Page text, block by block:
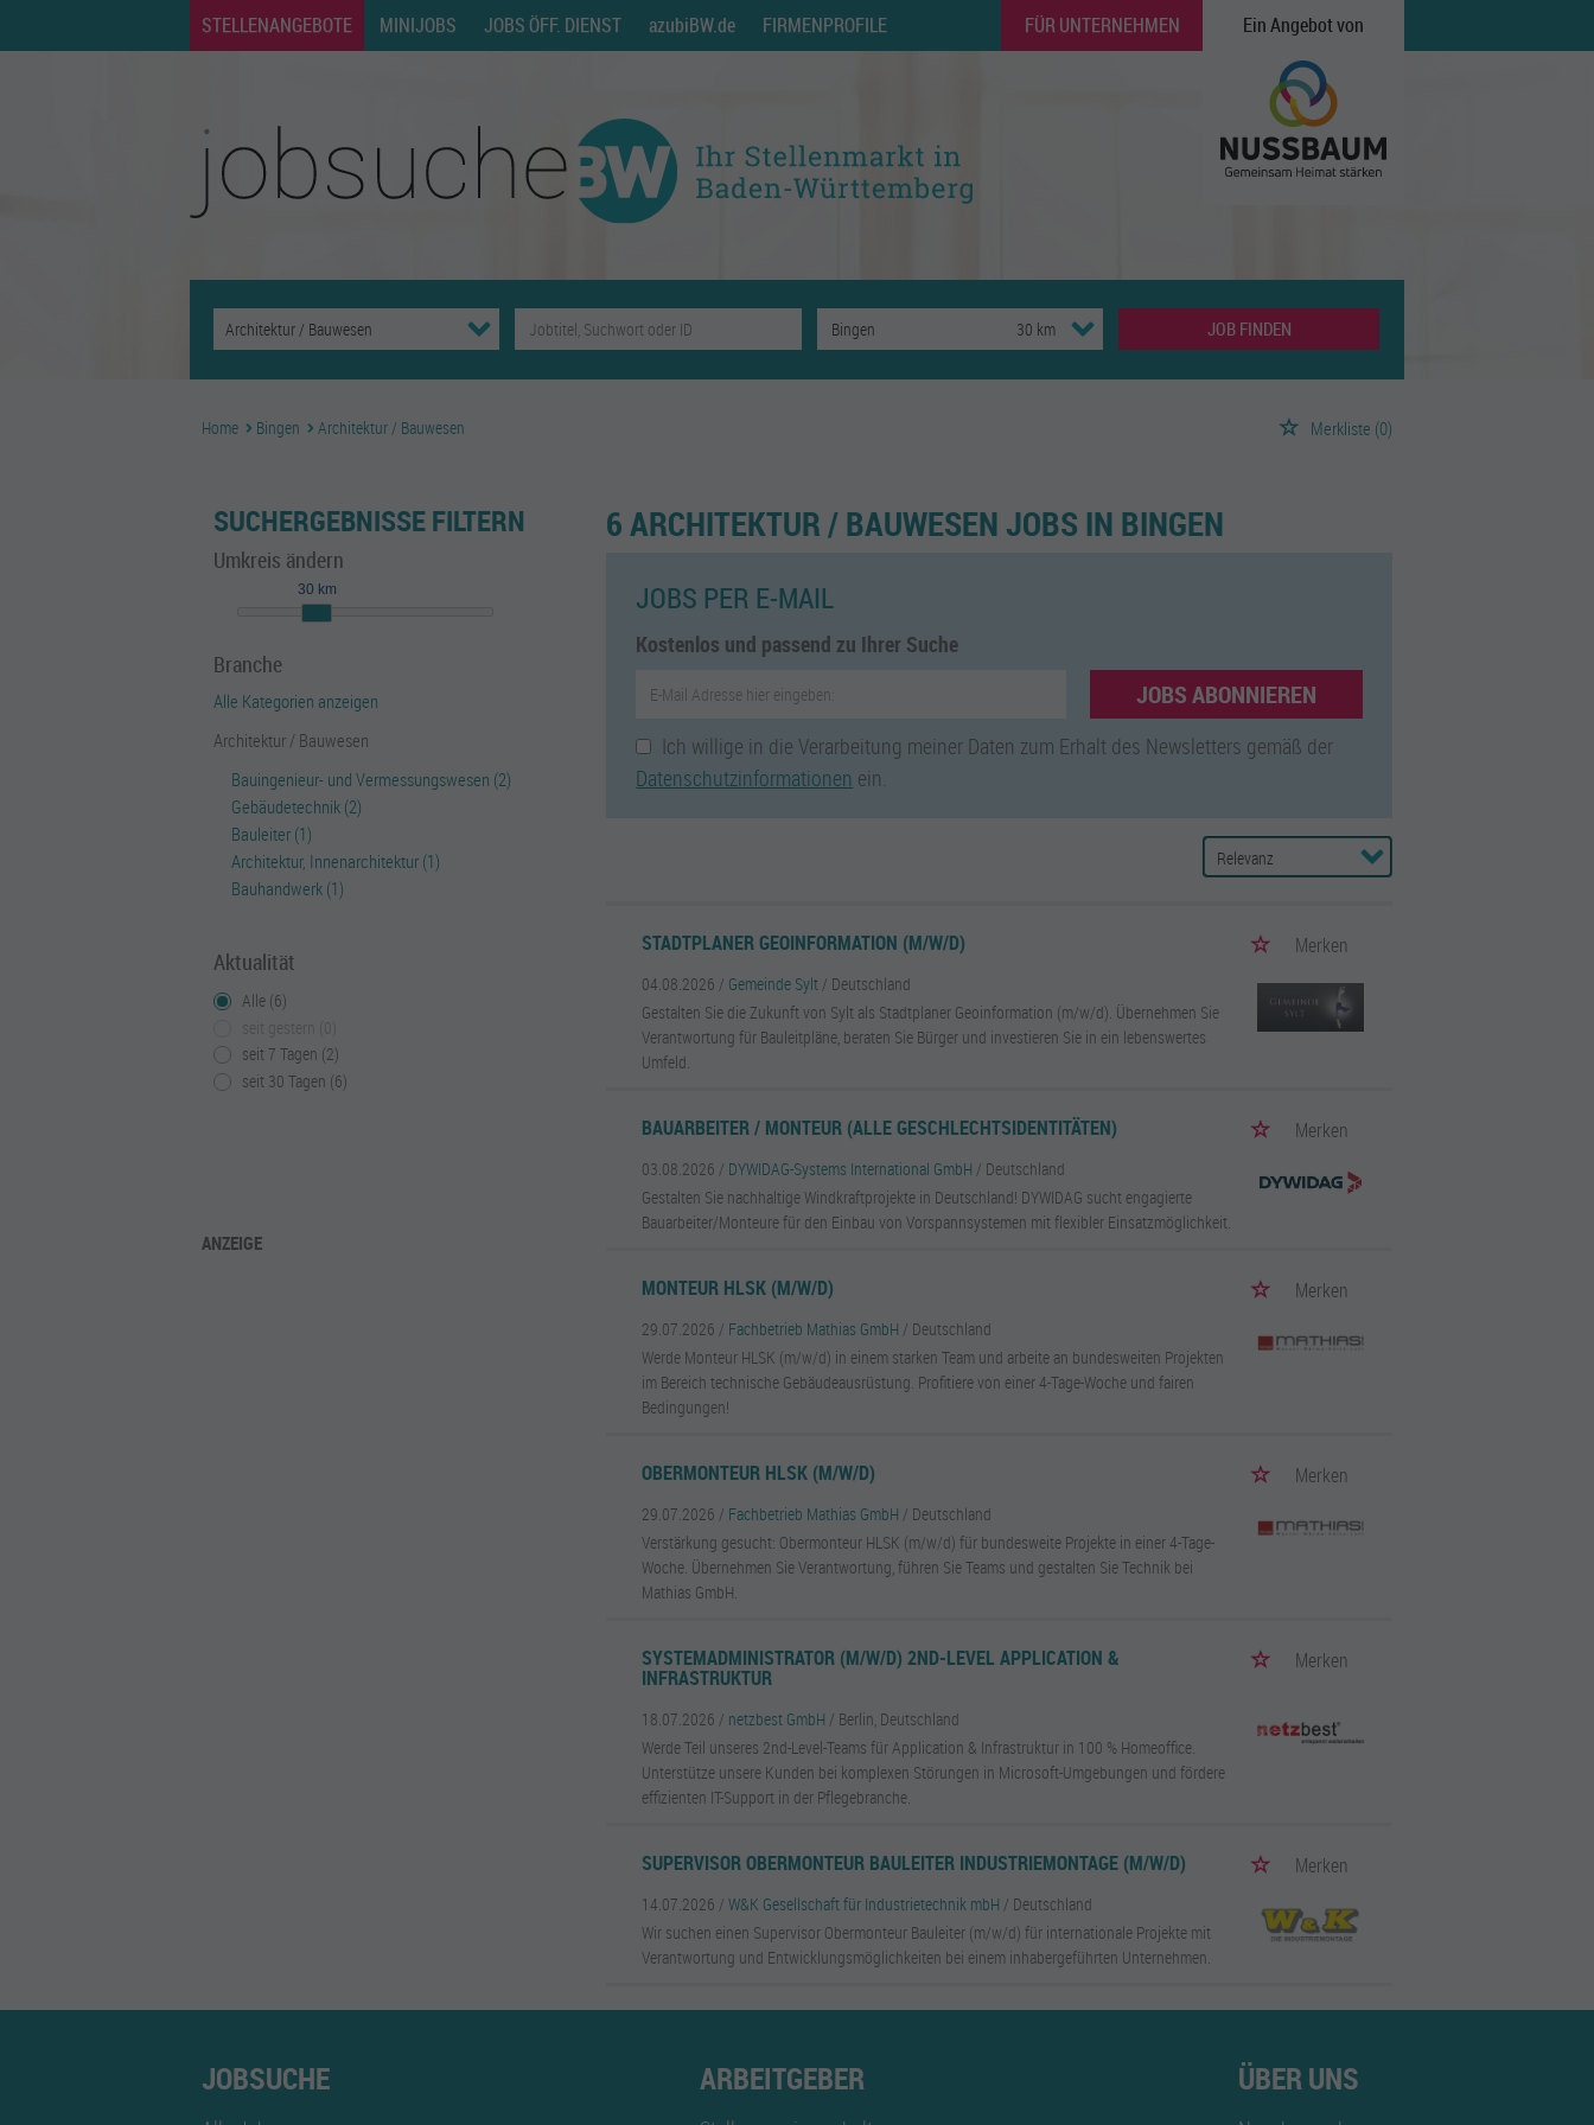
STELLENANGEBOTE MINIJOBS JOBS ÖFF. DIENST azubiBW.de FIRMENPROFILE FÜR UNTERNEHMEN Ein Angebot von
JOB FINDEN
Home Bingen Architektur / Bauwesen Merkliste (0)
SUCHERGEBNISSE FILTERN
Umkreis ändern
30 km
Branche
Alle Kategorien anzeigen
Architektur / Bauwesen
Bauingenieur- und Vermessungswesen (2)
Gebäudetechnik (2)
Bauleiter (1)
Architektur, Innenarchitektur (1)
Bauhandwerk (1)
Aktualität
Alle (6)
seit 7 Tagen (2)
seit 30 Tagen (6)
ANZEIGE
6 ARCHITEKTUR / BAUWESEN JOBS IN BINGEN
JOBS PER E-MAIL
Kostenlos und passend zu Ihrer Suche
JOBS ABONNIEREN
Ich willige in die Verarbeitung meiner Daten zum Erhalt des Newsletters gemäß der
Datenschutzinformationen ein.
STADTPLANER GEOINFORMATION (M/W/D) Merken
04.08.2026 / Gemeinde Sylt / Deutschland
Gestalten Sie die Zukunft von Sylt als Stadtplaner Geoinformation (m/w/d). Übernehmen Sie
Verantwortung für Bauleitpläne, beraten Sie Bürger und investieren Sie in ein lebenswertes
Umfeld.
BAUARBEITER / MONTEUR (ALLE GESCHLECHTSIDENTITÄTEN) Merken
03.08.2026 / DYWIDAG-Systems International GmbH / Deutschland
Gestalten Sie nachhaltige Windkraftprojekte in Deutschland! DYWIDAG sucht engagierte
Bauarbeiter/Monteure für den Einbau von Vorspannsystemen mit flexibler Einsatzmöglichkeit.
MONTEUR HLSK (M/W/D) Merken
29.07.2026 / Fachbetrieb Mathias GmbH / Deutschland
Werde Monteur HLSK (m/w/d) in einem starken Team und arbeite an bundesweiten Projekten
im Bereich technische Gebäudeausrüstung. Profitiere von einer 4-Tage-Woche und fairen
Bedingungen!
OBERMONTEUR HLSK (M/W/D) Merken
29.07.2026 / Fachbetrieb Mathias GmbH / Deutschland
Verstärkung gesucht: Obermonteur HLSK (m/w/d) für bundesweite Projekte in einer 4-Tage-
Woche. Übernehmen Sie Verantwortung, führen Sie Teams und gestalten Sie Technik bei
Mathias GmbH.
SYSTEMADMINISTRATOR (M/W/D) 2ND-LEVEL APPLICATION &
INFRASTRUKTUR
Merken
18.07.2026 / netzbest GmbH / Berlin, Deutschland
Werde Teil unseres 2nd-Level-Teams für Application & Infrastruktur in 100 % Homeoffice.
Unterstütze unsere Kunden bei komplexen Störungen in Microsoft-Umgebungen und fördere
effizienten IT-Support in der Pflegebranche.
SUPERVISOR OBERMONTEUR BAULEITER INDUSTRIEMONTAGE (M/W/D) Merken
14.07.2026 /W&K Gesellschaft für Industrietechnik mbH / Deutschland
Wir suchen einen Supervisor Obermonteur Bauleiter (m/w/d) für internationale Projekte mit
Verantwortung und Entwicklungsmöglichkeiten bei einem inhabergeführten Unternehmen.
JOBSUCHE ARBEITGEBER ÜBER UNS